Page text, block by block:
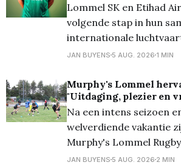
Kolonie, en werd het 1-1,
Lommel SK en Etihad
volgende stap in hun
internationale
wordt vanaf het seizoen
als Front of Shirt
wedstrijdshirt van de
stap naar hoofdsponsor
wederzijdse vertrouwen
JAN BUYENS 5 AUG. 2026 1 MIN
Murphy's Lommel
"Uitdaging, plezier en
Na een intens seizoen
welverdiende vakantie
Murphy's Lommel
de slag. Met de start
JAN BUYENS 5 AUG. 2026 2 MIN